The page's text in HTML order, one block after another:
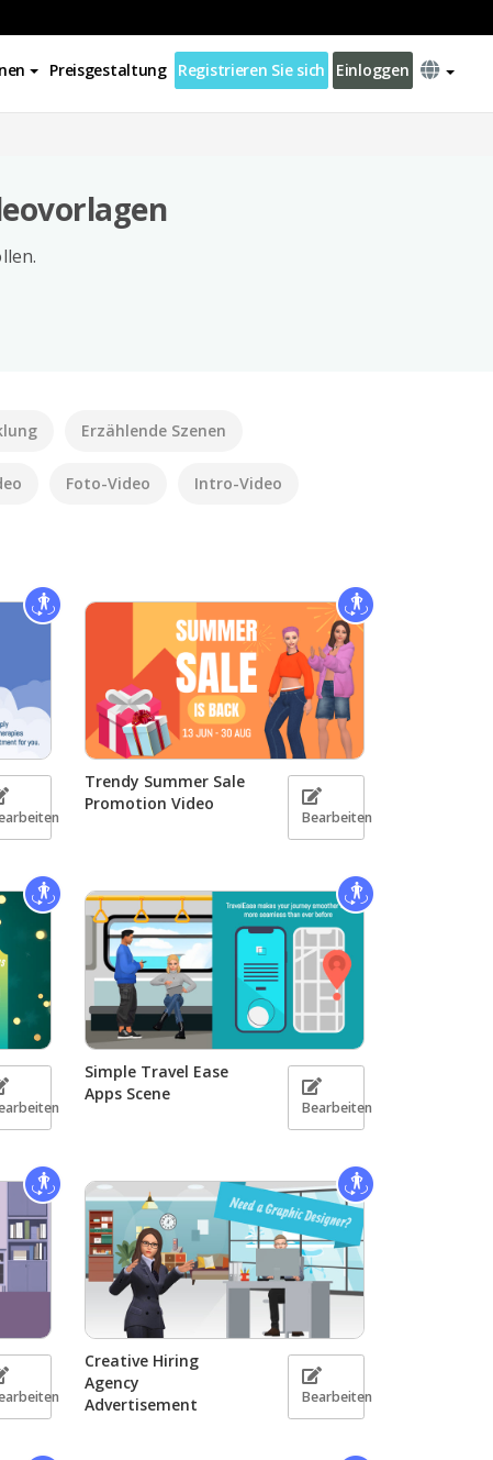
Preisgestaltung Registrieren Sie sich Einloggen
Erzählende Szenen
Foto-Video Intro-Video
Trendy Summer Sale
Promotion Video
Bearbeiten
Simple Travel Ease
Apps Scene
Bearbeiten
Creative Hiring
Agency
Advertisement
Bearbeiten